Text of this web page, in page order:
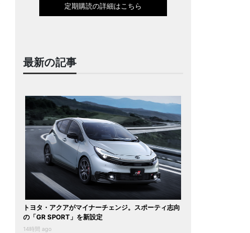
定期購読の詳細はこちら
最新の記事
トヨタ・アクアがマイナーチェンジ。スポーティ志向
の「GR SPORT」を新設定
14時間 ago